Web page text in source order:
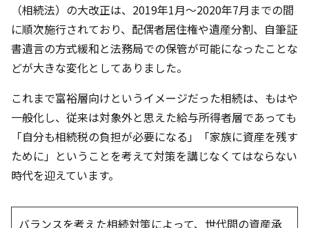
（相続法）の大改正は、2019年1月～2020年7月までの間
に順次施行されており、配偶者居住権や遺産分割、自筆証
書遺言の方式緩和と法務局での保管が可能になったことな
どが大きな変化としてありました。
これまで富裕層向けというイメージだった相続は、もはや
一般化し、従来は対象外と思えた給与所得者層であっても
「自分も相続税の負担が必要になる」「家族に資産を残す
ために」ということを考えて対策を講じなくてはならない
時代を迎えています。
バランスを考えた相続対策によって、世代間の資産承